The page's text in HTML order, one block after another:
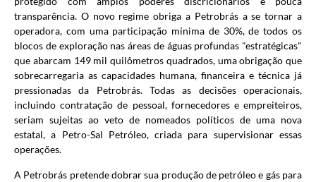
transparência. O novo regime obriga a Petrobrás a se tornar a
operadora, com uma participação mínima de 30%, de todos os
blocos de exploração nas áreas de águas profundas "estratégicas"
que abarcam 149 mil quilômetros quadrados, uma obrigação que
sobrecarregaria as capacidades humana, financeira e técnica já
pressionadas da Petrobrás. Todas as decisões operacionais,
incluindo contratação de pessoal, fornecedores e empreiteiros,
seriam sujeitas ao veto de nomeados políticos de uma nova
estatal, a Petro-Sal Petróleo, criada para supervisionar essas
operações.
A Petrobrás pretende dobrar sua produção de petróleo e gás para